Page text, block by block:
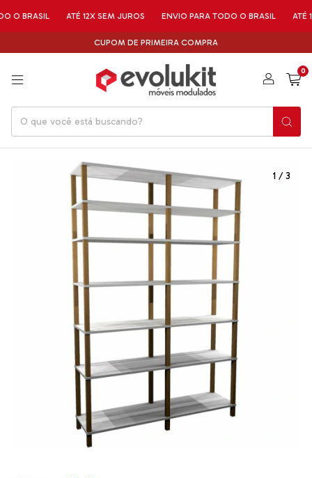
ATÉ 12X SEM JUROS ENVIO PARA TODO O BRASIL ATÉ 12X
CUPOM DE PRIMEIRA COMPRA
0
1 /3